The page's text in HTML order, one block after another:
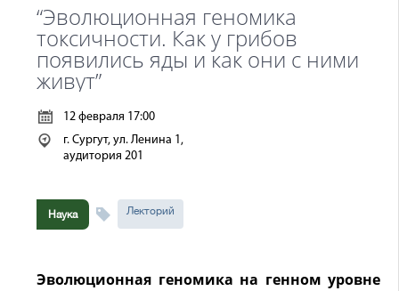
“Эволюционная геномика
токсичности. Как у грибов
появились яды и как они с ними
живут”
12 февраля 17:00
г. Сургут, ул. Ленина 1,
аудитория 201
Наука Лекторий
Эволюционная геномика на генном уровне